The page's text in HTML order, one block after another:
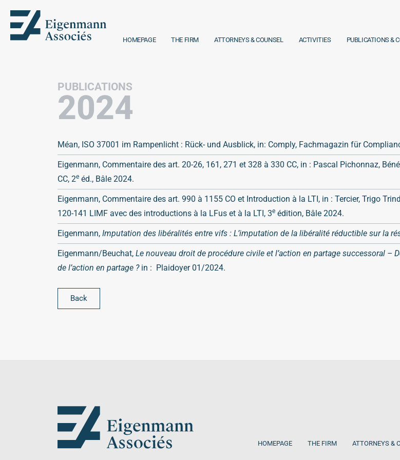
HOMEPAGE THE FIRM ATTORNEYS & COUNSEL ACTIVITIES PUBLICATIONS &
PUBLICATIONS
2024
Méan, ISO 37001 im Rampenlicht : Rück- und Ausblick, in: Comply, Fachmagazin für
Eigenmann, Commentaire des art. 20-26, 161, 271 et 328 à 330 CC, in : Pascal Pichonnaz,
CC, 2e éd., Bâle 2024.
Eigenmann, Commentaire des art. 990 à 1155 CO et Introduction à la LTI, in : Tercier, Trigo
120-141 LIMF avec des introductions à la LFus et à la LTI, 3e édition, Bâle 2024.
Eigenmann, Imputation des libéralités entre vifs : L’imputation de la libéralité réductible sur la
Eigenmann/Beuchat, Le nouveau droit de procédure civile et l’action en partage successoral
de l’action en partage ?in : Plaidoyer 01/2024.
Back
HOMEPAGE THE FIRM ATTORNEYS &